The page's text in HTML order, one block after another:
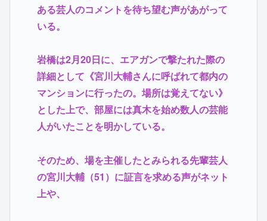
ある芸人のコメントを待ち望む声があがって
いる。
岩橋は2月20日に、エアガンで撃たれた際の
詳細として《宮川大輔さんに呼ばれて都内の
マンションに行ったの。場所は覚えてない》
とした上で、部屋には真木を始め数人の芸能
人がいたことを明かしている。
そのため、場を主催したとみられる先輩芸人
の宮川大輔（51）に証言を求める声がネット
上や、